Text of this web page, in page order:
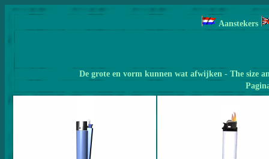
Aanstekers
De grote en vorm kunnen wat afwijken - The size